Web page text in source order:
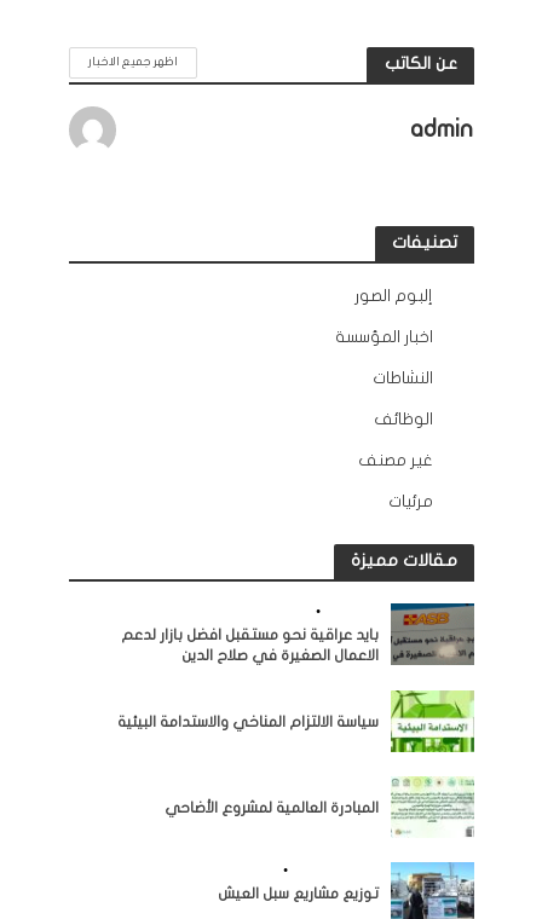
عن الكاتب اظهر جميع الاخبار
admin
تصنيفات
إلبوم الصور
اخبار المؤسسة
النشاطات
الوظائف
غير مصنف
مرئيات
مقالات مميزة
•
بايد عراقية نحو مستقبل افضل بازار لدعم
الاعمال الصغيرة في صلاح الدين
سياسة الالتزام المناخي والاستدامة البيئية
المبادرة العالمية لمشروع الأضاحي
•
توزيع مشاريع سبل العيش